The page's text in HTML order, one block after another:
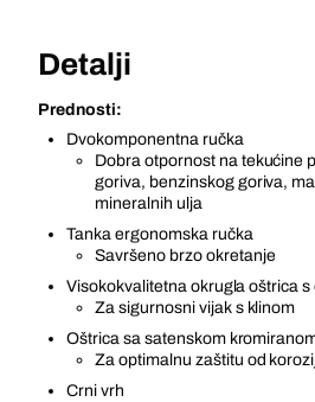
Detalji
Prednosti:
Dvokomponentna ručka
Dobra otpornost na tekućine
goriva, benzinskog goriva,
mineralnih ulja
Tanka ergonomska ručka
Savršeno brzo okretanje
Visokokvalitetna okrugla oštrica s
Za sigurnosni vijak s klinom
Oštrica sa satenskom
Za optimalnu zaštitu od
Crni vrh